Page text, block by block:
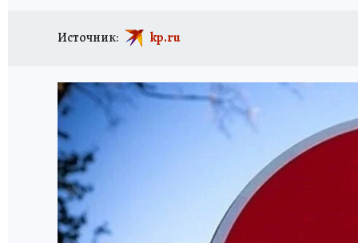
Источник: kp.ru